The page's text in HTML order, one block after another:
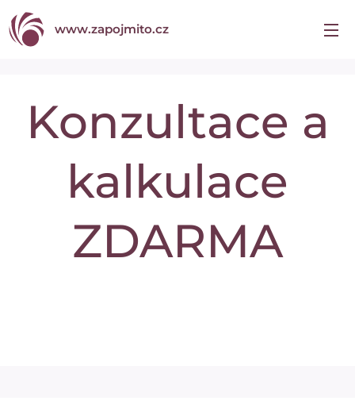
www.zapojmito.cz
Konzultace a
kalkulace
ZDARMA